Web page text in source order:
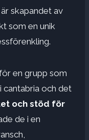
skapandet av
som en unik
en grupp som
cantabria och det
och stöd för
de i en